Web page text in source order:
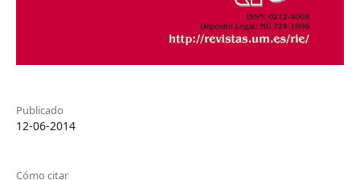
Publicado
12-06-2014
Cómo citar